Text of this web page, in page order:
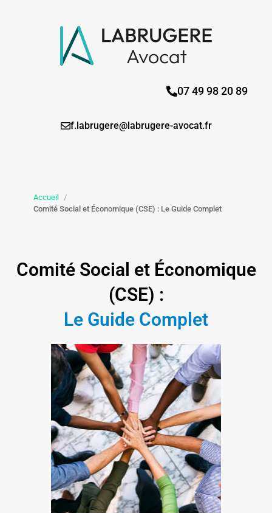
07 49 98 20 89
f.labrugere@labrugere-avocat.fr
Accueil
/
Comité Social et Économique (CSE) : Le Guide Complet
Comité Social et Économique
(CSE) :
Le Guide Complet